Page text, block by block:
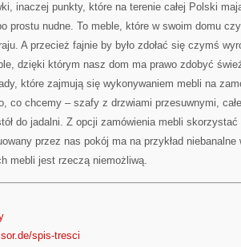
inaczej punkty, które na terenie całej Polski
prostu nudne. To meble, które w swoim domu
A przecież fajnie by było zdołać się czymś
dzięki którym nasz dom ma prawo zdobyć
które zajmują się wykonywaniem mebli na
co chcemy – szafy z drzwiami przesuwnymi,
do jadalni. Z opcji zamówienia mebli
przez nas pokój ma na przykład
mebli jest rzeczą niemożliwą.
spis-tresci